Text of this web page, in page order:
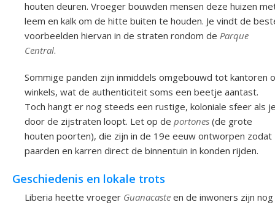
houten deuren. Vroeger bouwden mensen deze huizen
leem en kalk om de hitte buiten te houden. Je vindt de
voorbeelden hiervan in de straten rondom de Parque
Central.
Sommige panden zijn inmiddels omgebouwd tot kantoren
winkels, wat de authenticiteit soms een beetje aantast.
Toch hangt er nog steeds een rustige, koloniale sfeer als
door de zijstraten loopt. Let op de portones (de grote
houten poorten), die zijn in de 19e eeuw ontworpen zodat
paarden en karren direct de binnentuin in konden rijden.
Geschiedenis en lokale trots
Liberia heette vroeger Guanacaste en de inwoners zijn nog